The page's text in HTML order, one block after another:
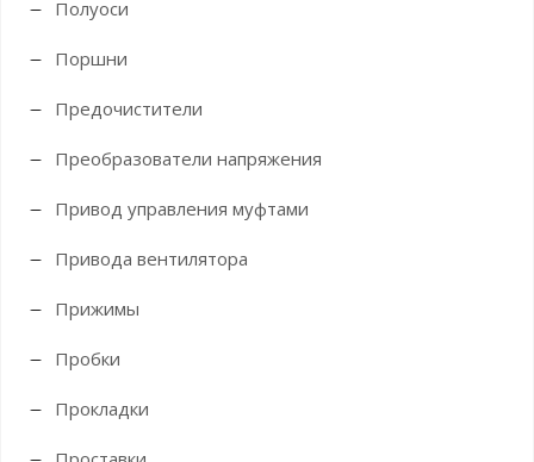
Полуоси
Поршни
Предочистители
Преобразователи напряжения
Привод управления муфтами
Привода вентилятора
Прижимы
Пробки
Прокладки